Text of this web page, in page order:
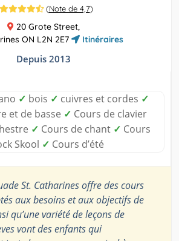
(Note de 4,7)
20 Grote Street,
ON L2N 2E7
Itinéraires
Depuis 2013
✓ bois ✓ cuivres et cordes ✓
et de basse ✓ Cours de clavier
✓ Cours de chant ✓ Cours
Skool ✓ Cours d’été
St. Catharines offre des cours
aux besoins et aux objectifs de
qu’une variété de leçons de
vont des enfants qui